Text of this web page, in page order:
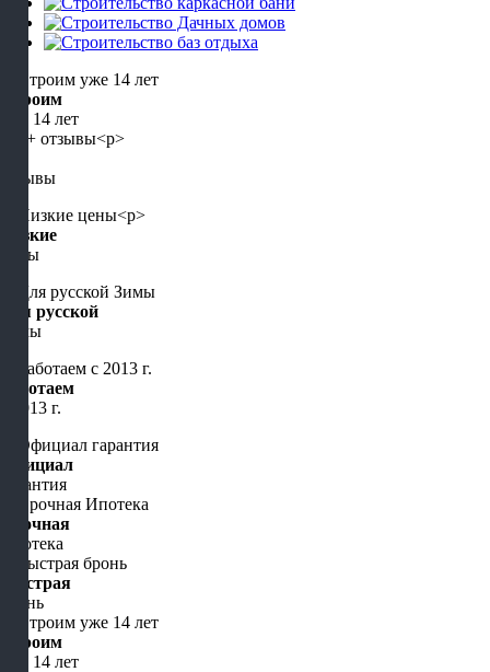
Строим
уже 14 лет
отзывы
Низкие
цены
Для русской
Зимы
Работаем
с 2013 г.
Официал
гарантия
Срочная
Ипотека
Быстрая
бронь
Строим
уже 14 лет